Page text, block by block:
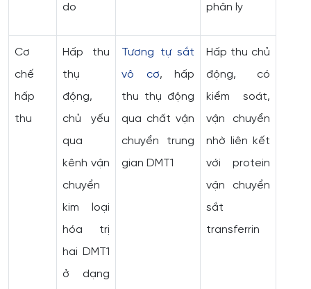
do
phân ly
Cơ
chế
hấp
thu
Hấp thu
thụ
động,
chủ yếu
qua
kênh vận
chuyển
kim loại
hóa trị
hai DMT1
ở dạng
Tương tự sắt
vô cơ, hấp
thu thụ động
qua chất vận
chuyển trung
gian DMT1
Hấp thu chủ
động, có
kiểm soát,
vận chuyển
nhờ liên kết
với protein
vận chuyển
sắt
transferrin